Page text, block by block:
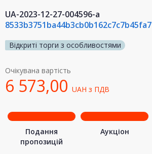
UA-2023-12-27-004596-a
8533b3751ba44b3cb0b162c7c7b45fa7
Відкриті торги з особливостями
Очікувана вартість
6 573,00 UAH з ПДВ
Подання
пропозицій
Аукціон